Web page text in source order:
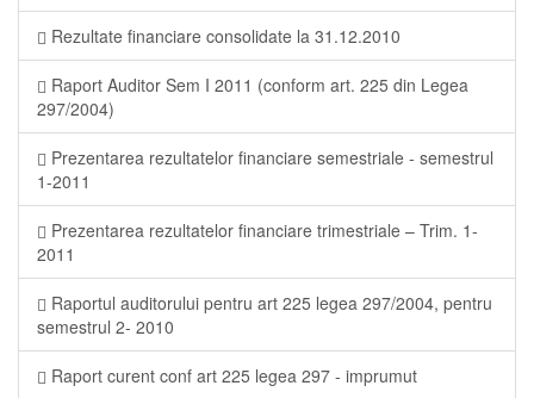
Rezultate financiare consolidate la 31.12.2010
Raport Auditor Sem I 2011 (conform art. 225 din Legea
297/2004)
Prezentarea rezultatelor financiare semestriale - semestrul
1-2011
Prezentarea rezultatelor financiare trimestriale – Trim. 1-
2011
Raportul auditorului pentru art 225 legea 297/2004, pentru
semestrul 2- 2010
Raport curent conf art 225 legea 297 - imprumut